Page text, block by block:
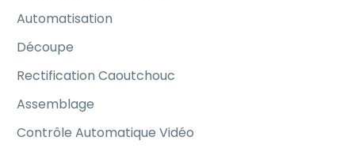
Automatisation
Découpe
Rectification Caoutchouc
Assemblage
Contrôle Automatique Vidéo